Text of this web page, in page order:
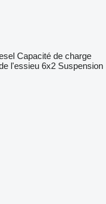
Capacité de charge
l'essieu 6x2 Suspension